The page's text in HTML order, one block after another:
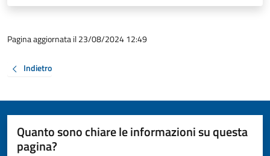
Pagina aggiornata il 23/08/2024 12:49
Indietro
Quanto sono chiare le informazioni su questa
pagina?